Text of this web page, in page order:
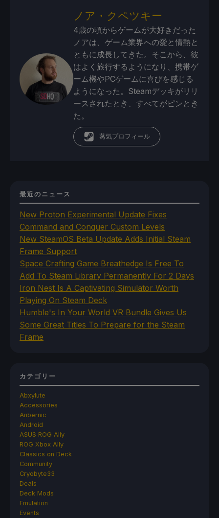
ノア・クペツキー
4歳の頃からゲームが大好きだった
ノアは、ゲーム業界への愛と情熱と
ともに成長してきた。そこから、彼
はよく旅行するようになり、携帯ゲ
ーム機やPCゲームに喜びを感じる
ようになった。Steamデッキがリリ
ースされたとき、すべてがピンとき
た。
蒸気プロフィール
最近のニュース
New Proton Experimental Update Fixes
Command and Conquer Custom Levels
New SteamOS Beta Update Adds Initial Steam
Frame Support
Space Crafting Game Breathedge Is Free To
Add To Steam Library Permanently For 2 Days
Iron Nest Is A Captivating Simulator Worth
Playing On Steam Deck
Humble's In Your World VR Bundle Gives Us
Some Great Titles To Prepare for the Steam
Frame
カテゴリー
Abxylute
Accessories
Anbernic
Android
ASUS ROG Ally
ROG Xbox Ally
Classics on Deck
Community
Cryobyte33
Deals
Deck Mods
Emulation
Events